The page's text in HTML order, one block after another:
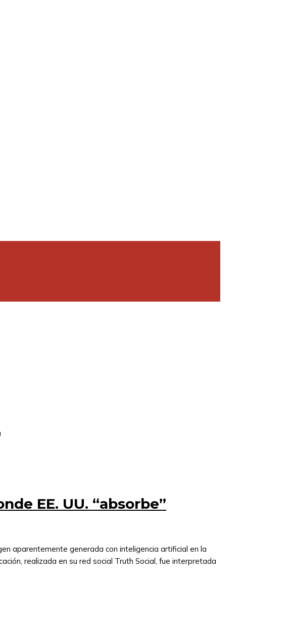
EE. UU. “absorbe”
aparentemente generada con inteligencia artificial en la
realizada en su red social Truth Social, fue interpretada